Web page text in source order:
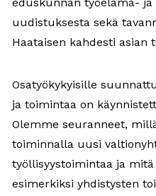
eduskunnan työelämä-
uudistuksesta sekä
Haataisen kahdesti asian
Osatyökykyisille
ja toimintaa on
Olemme seuranneet,
toiminnalla uusi
työllisyystoimintaa ja
esimerkiksi yhdistysten